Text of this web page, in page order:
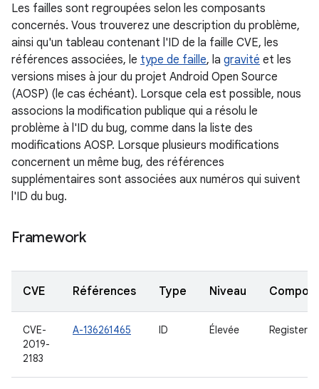
Les failles sont regroupées selon les composants
concernés. Vous trouverez une description du problème,
ainsi qu'un tableau contenant l'ID de la faille CVE, les
références associées, le type de faille, la gravité et les
versions mises à jour du projet Android Open Source
(AOSP) (le cas échéant). Lorsque cela est possible, nous
associons la modification publique qui a résolu le
problème à l'ID du bug, comme dans la liste des
modifications AOSP. Lorsque plusieurs modifications
concernent un même bug, des références
supplémentaires sont associées aux numéros qui suivent
l'ID du bug.
Framework
CVE Références Type Niveau
CVE-
2019-
2183
A-136261465 ID Élevée